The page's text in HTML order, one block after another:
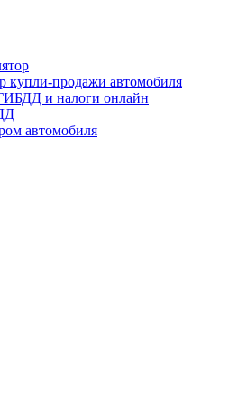
купли-продажи автомобиля
и налоги онлайн
автомобиля